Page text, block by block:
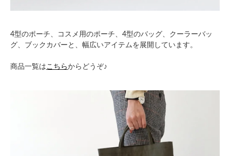
4型のポーチ、コスメ用のポーチ、4型のバッグ、クーラーバッ
グ、ブックカバーと、幅広いアイテムを展開しています。
商品一覧はこちらからどうぞ♪